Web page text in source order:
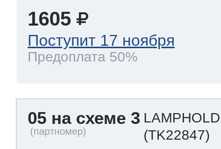
1605
Поступит 17 ноября
Предоплата 50%
05 на схеме 3
(TK22847)